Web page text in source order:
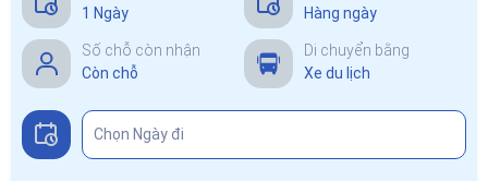
1 Ngày
Hàng ngày
Số chỗ còn nhận
Còn chỗ
Di chuyển bằng
Xe du lịch